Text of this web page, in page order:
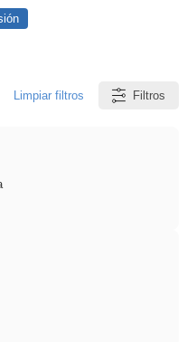
Limpiar filtros Filtros